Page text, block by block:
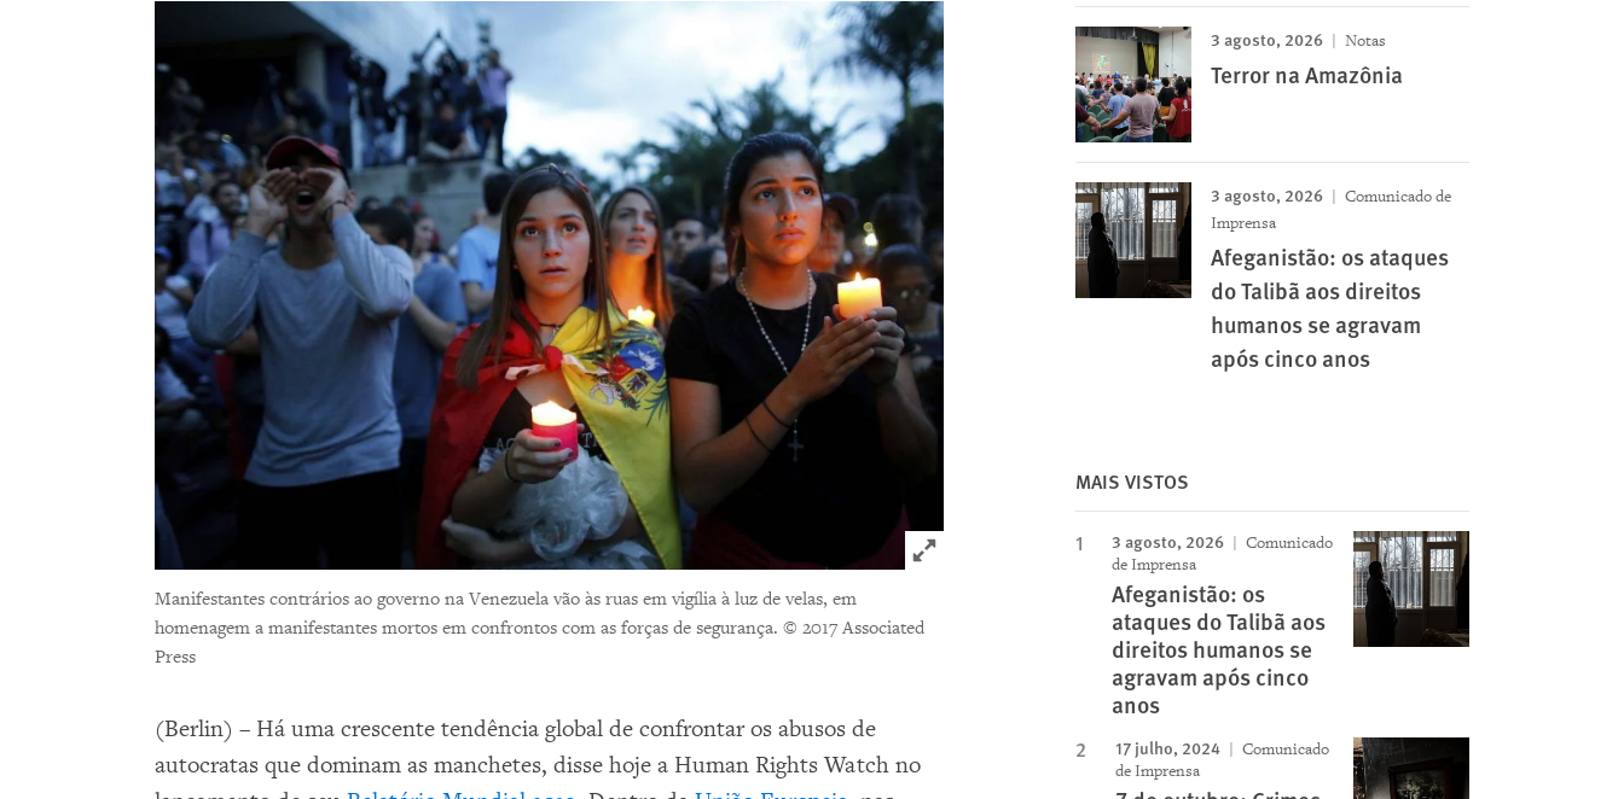
Click to expand Image
Manifestantes contrários ao governo na Venezuela vão às ruas em vigília à luz de velas, em
homenagem a manifestantes mortos em confrontos com as forças de segurança. © 2017 Associated
Press
(Berlin) – Há uma crescente tendência global de confrontar os abusos de
autocratas que dominam as manchetes, disse hoje a Human Rights Watch no
3 agosto, 2026 Notas
Terror na Amazônia
3 agosto, 2026
Comunicado de
Imprensa
Afeganistão: os ataques
do Talibã aos direitos
humanos se agravam
após cinco anos
MAIS VISTOS
3 agosto, 2026
Comunicado
de Imprensa
Afeganistão: os
ataques do Talibã aos
direitos humanos se
agravam após cinco
anos
17 julho, 2024
Comunicado
de Imprensa